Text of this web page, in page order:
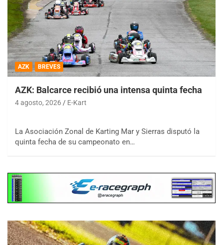
AZK BREVES
AZK: Balcarce recibió una intensa quinta fecha
4 agosto, 2026 E-Kart
La Asociación Zonal de Karting Mar y Sierras disputó la
quinta fecha de su campeonato en…